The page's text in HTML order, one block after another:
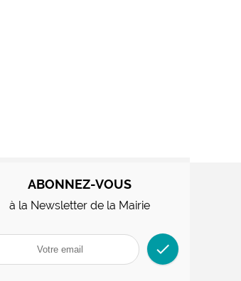
ABONNEZ-VOUS
à la Newsletter de la Mairie
check